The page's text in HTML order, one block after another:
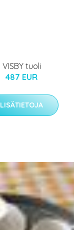
VISBY tuoli
487 EUR
LISÄTIETOJA